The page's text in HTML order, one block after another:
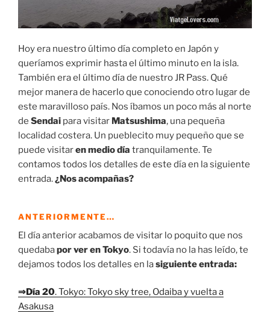
Hoy era nuestro último día completo en Japón y
queríamos exprimir hasta el último minuto en la isla.
También era el último día de nuestro JR Pass. Qué
mejor manera de hacerlo que conociendo otro lugar de
este maravilloso país. Nos íbamos un poco más al norte
de Sendai para visitar Matsushima, una pequeña
localidad costera. Un pueblecito muy pequeño que se
puede visitaren medio día tranquilamente. Te
contamos todos los detalles de este día en la siguiente
entrada.¿Nos acompañas?
ANTERIORMENTE…
El día anterior acabamos de visitar lo poquito que nos
quedabapor ver en Tokyo. Si todavía no la has leído, te
dejamos todos los detalles en lasiguiente entrada:
⇒Día 20. Tokyo: Tokyo sky tree, Odaiba y vuelta a
Asakusa